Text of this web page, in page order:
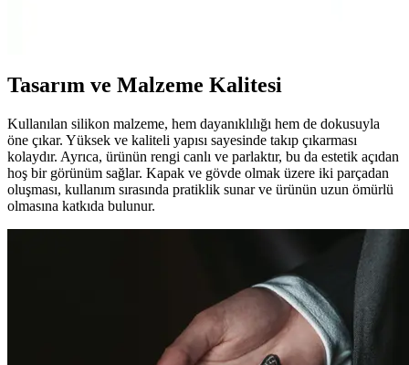
Tasarım ve Malzeme Kalitesi
Kullanılan silikon malzeme, hem dayanıklılığı hem de dokusuyla
öne çıkar. Yüksek ve kaliteli yapısı sayesinde takıp çıkarması
kolaydır. Ayrıca, ürünün rengi canlı ve parlaktır, bu da estetik açıdan
hoş bir görünüm sağlar. Kapak ve gövde olmak üzere iki parçadan
oluşması, kullanım sırasında pratiklik sunar ve ürünün uzun ömürlü
olmasına katkıda bulunur.